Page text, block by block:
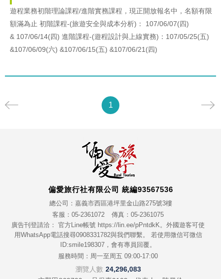
遊程業務初階理論課程/進階實務課程，現正開放報名中，名額有限
額滿為止 初階課程-(旅遊安全與成本分析)： 107/06/07(四)
& 107/06/14(四) 進階課程-(遊程設計與上線實務)：107/05/25(五)
&107/06/09(六) &107/06/15(五) &107/06/21(四)
1
偏愛旅行社有限公司 統編93567536
總公司：嘉義市西區港坪里金山路275號3樓
客服：05-2361072
傳真：05-2361075
廣告刊登請洽： 官方Line帳號 https://lin.ee/pPntdkK。外國遊客可使
用WhatsApp電話搜尋0908331782與我們聯繫。 若使用微信可微信
ID:smile198307，會有專員回覆。
服務時間：周一至周五 09:00-17:00
瀏覽人數 24,296,083